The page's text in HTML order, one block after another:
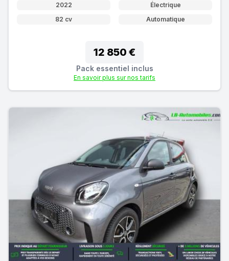
2022
Électrique
82 cv
Automatique
12 850 €
Pack essentiel inclus
En savoir plus sur nos tarifs